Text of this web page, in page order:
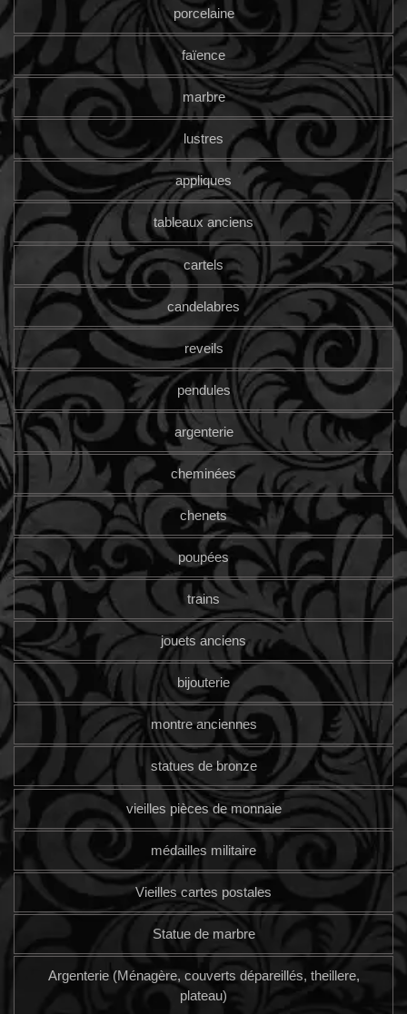
porcelaine
faïence
marbre
lustres
appliques
tableaux anciens
cartels
candelabres
reveils
pendules
argenterie
cheminées
chenets
poupées
trains
jouets anciens
bijouterie
montre anciennes
statues de bronze
vieilles pièces de monnaie
médailles militaire
Vieilles cartes postales
Statue de marbre
Argenterie (Ménagère, couverts dépareillés, theillere,
plateau)